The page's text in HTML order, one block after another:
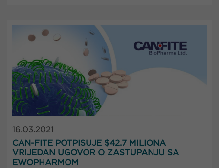
16.03.2021
CAN-FITE POTPISUJE $42.7 MILIONA
VRIJEDAN UGOVOR O ZASTUPANJU SA
EWOPHARMOM